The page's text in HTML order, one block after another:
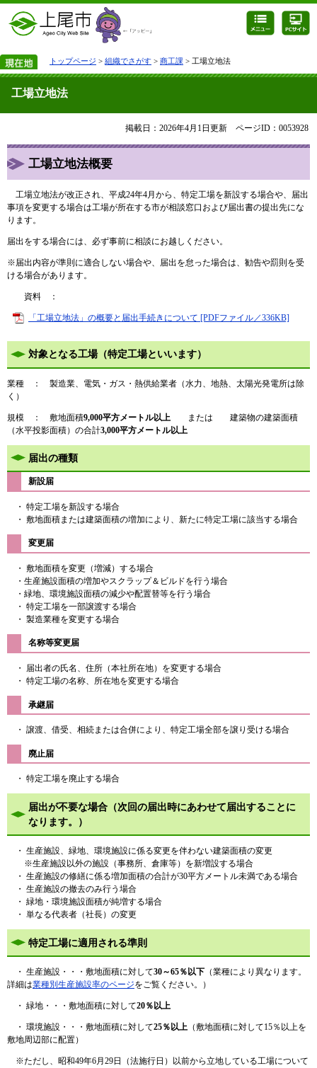
トップページ > 組織でさがす > 商工課 > 工場立地法
工場立地法
掲載日：2026年4月1日更新 ページID：0053928
工場立地法概要
工場立地法が改正され、平成24年4月から、特定工場を新設する場合や、届出
事項を変更する場合は工場が所在する市が相談窓口および届出書の提出先にな
ります。
届出をする場合には、必ず事前に相談にお越しください。
※届出内容が準則に適合しない場合や、届出を怠った場合は、勧告や罰則を受
ける場合があります。
資料 ：
「工場立地法」の概要と届出手続きについて [PDFファイル／336KB]
対象となる工場（特定工場といいます）
業種 ： 製造業、電気・ガス・熱供給業者（水力、地熱、太陽光発電所は除
く）
規模 ： 敷地面積9,000平方メートル以上 または 建築物の建築面積
（水平投影面積）の合計3,000平方メートル以上
届出の種類
新設届
・ 特定工場を新設する場合
・ 敷地面積または建築面積の増加により、新たに特定工場に該当する場合
変更届
・ 敷地面積を変更（増減）する場合
・生産施設面積の増加やスクラップ＆ビルドを行う場合
・緑地、環境施設面積の減少や配置替等を行う場合
・ 特定工場を一部譲渡する場合
・ 製造業種を変更する場合
名称等変更届
・ 届出者の氏名、住所（本社所在地）を変更する場合
・ 特定工場の名称、所在地を変更する場合
承継届
・ 譲渡、借受、相続または合併により、特定工場全部を譲り受ける場合
廃止届
・ 特定工場を廃止する場合
届出が不要な場合（次回の届出時にあわせて届出することに
なります。）
・ 生産施設、緑地、環境施設に係る変更を伴わない建築面積の変更
※生産施設以外の施設（事務所、倉庫等）を新増設する場合
・ 生産施設の修繕に係る増加面積の合計が30平方メートル未満である場合
・ 生産施設の撤去のみ行う場合
・ 緑地・環境施設面積が純増する場合
・ 単なる代表者（社長）の変更
特定工場に適用される準則
・ 生産施設・・・敷地面積に対して30～65％以下 （業種により異なります。
詳細は業種別生産施設率のページをご覧ください。）
・ 緑地・・・敷地面積に対して20％以上
・ 環境施設・・・敷地面積に対して25％以上 （敷地面積に対して15％以上を
敷地周辺部に配置）
※ただし、昭和49年6月29日（法施行日）以前から立地している工場について